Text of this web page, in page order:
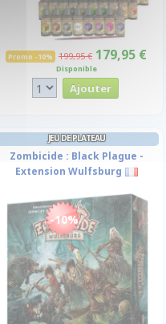
Promo -10% 199,95 € 179,95 €
Disponible
JEU DE PLATEAU
Zombicide : Black Plague -
Extension Wulfsburg
-10%